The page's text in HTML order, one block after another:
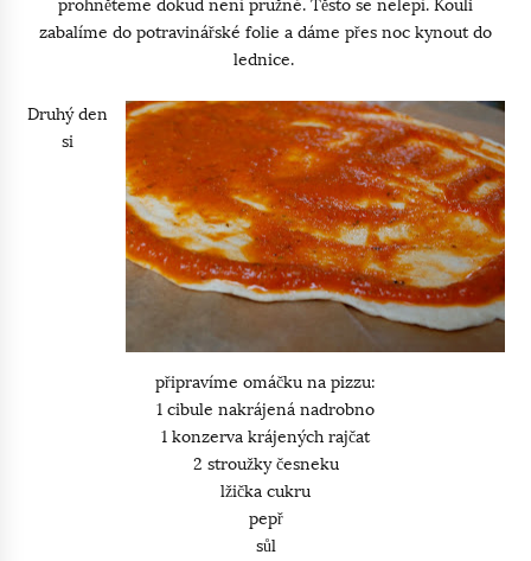
prohněteme dokud není pružné. Těsto se nelepí. Kouli
zabalíme do potravinářské folie a dáme přes noc kynout do
lednice.
Druhý den
si
připravíme omáčku na pizzu:
1 cibule nakrájená nadrobno
1 konzerva krájených rajčat
2 stroužky česneku
lžička cukru
pepř
sůl